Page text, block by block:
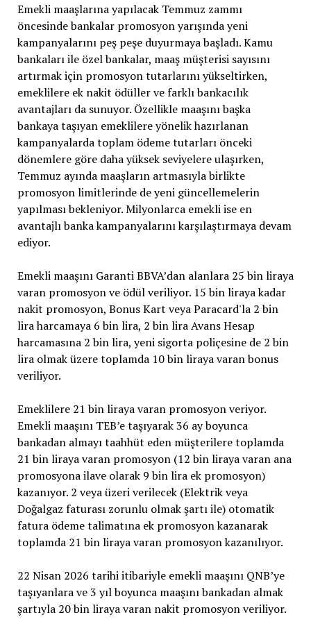
Emekli maaşlarına yapılacak Temmuz zammı
öncesinde bankalar promosyon yarışında yeni
kampanyalarını peş peşe duyurmaya başladı. Kamu
bankaları ile özel bankalar, maaş müşterisi sayısını
artırmak için promosyon tutarlarını yükseltirken,
emeklilere ek nakit ödüller ve farklı bankacılık
avantajları da sunuyor. Özellikle maaşını başka
bankaya taşıyan emeklilere yönelik hazırlanan
kampanyalarda toplam ödeme tutarları önceki
dönemlere göre daha yüksek seviyelere ulaşırken,
Temmuz ayında maaşların artmasıyla birlikte
promosyon limitlerinde de yeni güncellemelerin
yapılması bekleniyor. Milyonlarca emekli ise en
avantajlı banka kampanyalarını karşılaştırmaya devam
ediyor.
Emekli maaşını Garanti BBVA’dan alanlara 25 bin liraya
varan promosyon ve ödül veriliyor. 15 bin liraya kadar
nakit promosyon, Bonus Kart veya Paracard'la 2 bin
lira harcamaya 6 bin lira, 2 bin lira Avans Hesap
harcamasına 2 bin lira, yeni sigorta poliçesine de 2 bin
lira olmak üzere toplamda 10 bin liraya varan bonus
veriliyor.
Emeklilere 21 bin liraya varan promosyon veriyor.
Emekli maaşını TEB’e taşıyarak 36 ay boyunca
bankadan almayı taahhüt eden müşterilere toplamda
21 bin liraya varan promosyon (12 bin liraya varan ana
promosyona ilave olarak 9 bin lira ek promosyon)
kazanıyor. 2 veya üzeri verilecek (Elektrik veya
Doğalgaz faturası zorunlu olmak şartı ile) otomatik
fatura ödeme talimatına ek promosyon kazanarak
toplamda 21 bin liraya varan promosyon kazanılıyor.
22 Nisan 2026 tarihi itibariyle emekli maaşını QNB’ye
taşıyanlara ve 3 yıl boyunca maaşını bankadan almak
şartıyla 20 bin liraya varan nakit promosyon veriliyor.